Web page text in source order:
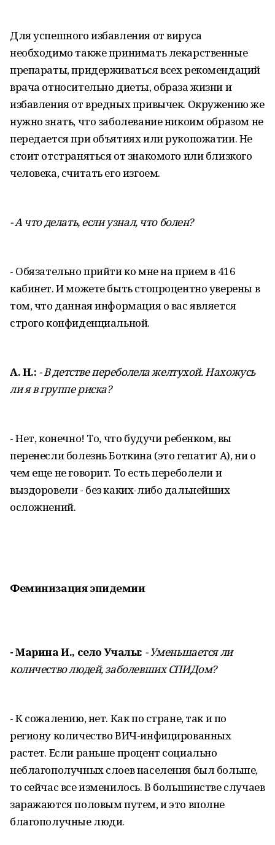
Для успешного избавления от вируса
необходимо также принимать лекарственные
препараты, придерживаться всех рекомендаций
врача относительно диеты, образа жизни и
избавления от вредных привычек. Окружению же
нужно знать, что заболевание никоим образом не
передается при объятиях или рукопожатии. Не
стоит отстраняться от знакомого или близкого
человека, считать его изгоем.
- А что делать, если узнал, что болен?
- Обязательно прийти ко мне на прием в 416
кабинет. И можете быть стопроцентно уверены в
том, что данная информация о вас является
строго конфиденциальной.
А. Н.: - В детстве переболела желтухой. Нахожусь
ли я в группе риска?
- Нет, конечно! То, что будучи ребенком, вы
перенесли болезнь Боткина (это гепатит А), ни о
чем еще не говорит. То есть переболели и
выздоровели - без каких-либо дальнейших
осложнений.
Феминизацияэпидемии
- Марина И., село Учалы: - Уменьшается ли
количество людей, заболевших СПИДом?
- К сожалению, нет. Как по стране, так и по
региону количество ВИЧ-инфицированных
растет. Если раньше процент социально
неблагополучных слоев населения был больше,
то сейчас все изменилось. В большинстве случаев
заражаются половым путем, и это вполне
благополучные люди.